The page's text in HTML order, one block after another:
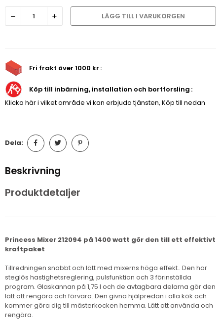
LÄGG TILL I VARUKORGEN
Fri frakt över 1000 kr
Köp till inbärning, installation och bortforsling
Klicka här i vilket område vi kan erbjuda tjänsten, Köp till nedan
Dela:
Beskrivning
Produktdetaljer
Princess Mixer 212094 på 1400 watt gör den till ett effektivt
kraftpaket
Tillredningen snabbt och lätt med mixerns höga effekt.. Den har
steglös hastighetsreglering, pulsfunktion och 3 förinställda
program. Glaskannan på 1,75 l och de avtagbara delarna gör den
lätt att rengöra och förvara. Den givna hjälpredan i alla kök och
kommer göra dig till mästerkocken hemma. Lätt att använda och
rengöra.